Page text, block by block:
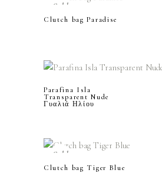
Sold
Clutch bag Paradise
Parafina Isla
Transparent Nude
Γυαλιά Ηλίου
Sold
Clutch bag Tiger Blue